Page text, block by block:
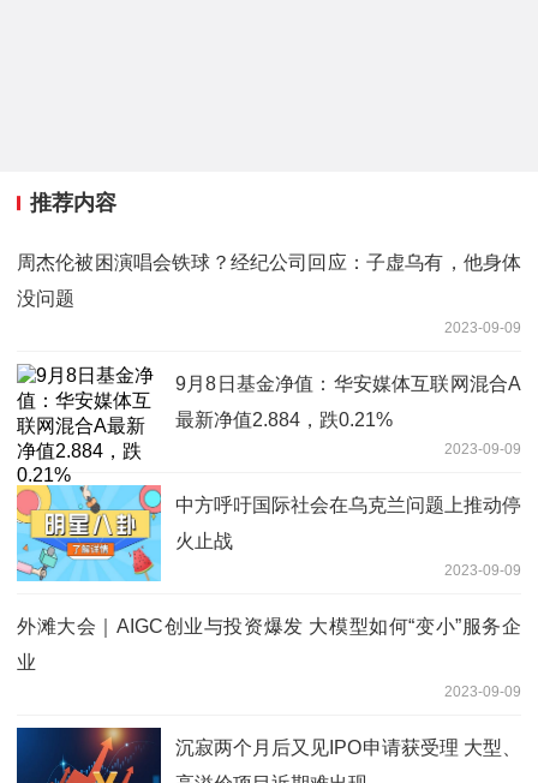
推荐内容
周杰伦被困演唱会铁球？经纪公司回应：子虚乌有，他身体
没问题
2023-09-09
9月8日基金净值：华安媒体互联网混合A
最新净值2.884，跌0.21%
2023-09-09
中方呼吁国际社会在乌克兰问题上推动停
火止战
2023-09-09
外滩大会｜AIGC创业与投资爆发 大模型如何“变小”服务企
业
2023-09-09
沉寂两个月后又见IPO申请获受理 大型、